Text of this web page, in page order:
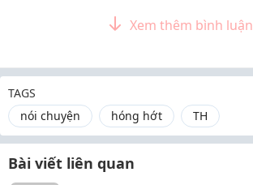
Xem thêm bình luận
TAGS
nói chuyện
hóng hớt TH
Bài viết liên quan